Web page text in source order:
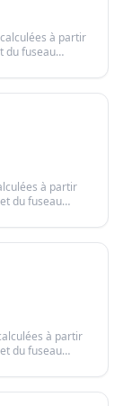
à partir
du fuseau
à partir
du fuseau
à partir
du fuseau